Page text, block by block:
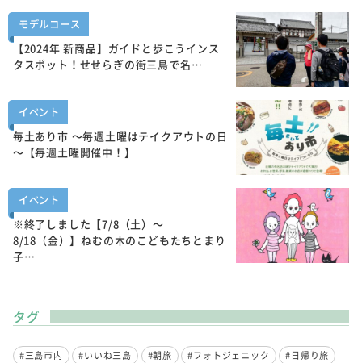
モデルコース
【2024年 新商品】ガイドと歩こうインス
タスポット！せせらぎの街三島で名…
イベント
毎土あり市 ～毎週土曜はテイクアウトの日
～【毎週土曜開催中！】
イベント
※終了しました【7/8（土）～
8/18（金）】ねむの木のこどもたちとまり
子…
タグ
#三島市内 #いいね三島 #朝旅 #フォトジェニック
#日帰り旅